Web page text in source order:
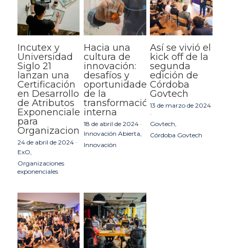
Incutex y
Universidad
Siglo 21
lanzan una
Certificación
en Desarrollo
de Atributos
Exponenciales
para
Organizaciones
24 de abril de 2024 ·
ExO,
Organizaciones
exponenciales
Hacia una
cultura de
innovación:
desafíos y
oportunidades
de la
transformación
interna
18 de abril de 2024 ·
Innovación Abierta,
Innovación
Así se vivió el
kick off de la
segunda
edición de
Córdoba
Govtech
13 de marzo de 2024
·
Govtech,
Córdoba Govtech